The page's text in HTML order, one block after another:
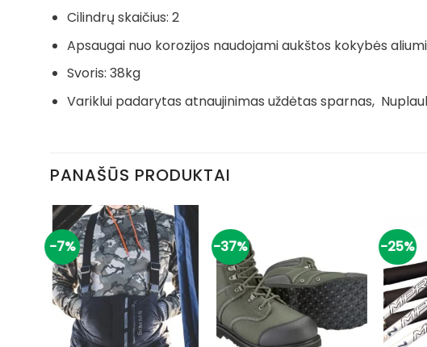
Cilindrų skaičius: 2
Apsaugai nuo korozijos naudojami aukštos kokybės
Svoris: 38kg
Variklui padarytas atnaujinimas uždėtas sparnas,
PANAŠŪS PRODUKTAI
-7% -37% -25%